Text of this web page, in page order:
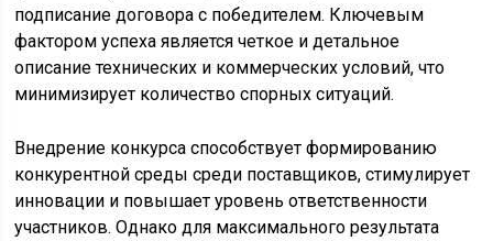
подписание договора с победителем. Ключевым
фактором успеха является четкое и детальное
описание технических и коммерческих условий, что
минимизирует количество спорных ситуаций.
Внедрение конкурса способствует формированию
конкурентной среды среди поставщиков, стимулирует
инновации и повышает уровень ответственности
участников. Однако для максимального результата